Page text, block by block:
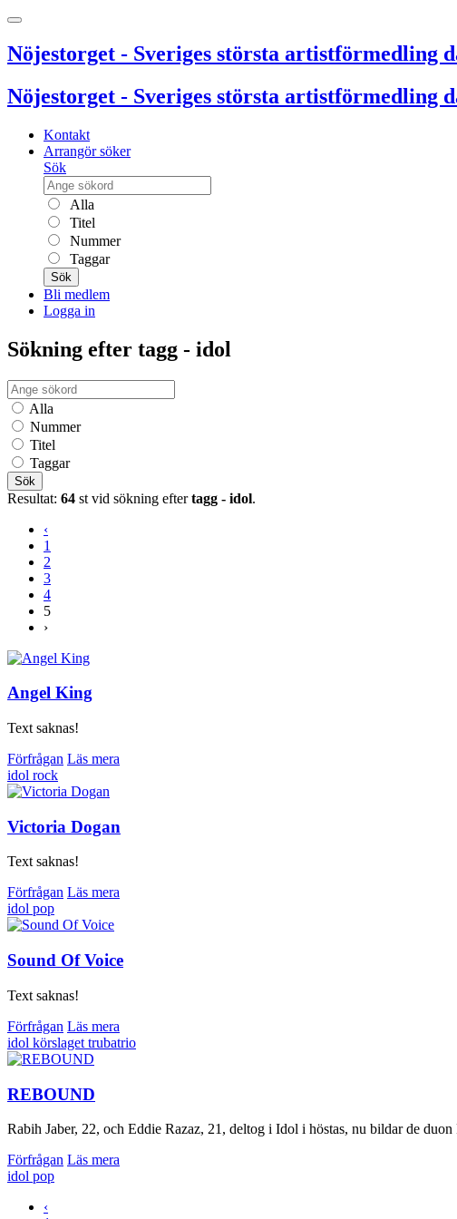
Nöjestorget - Sveriges största artistförmedling
Nöjestorget - Sveriges största artistförmedling
Kontakt
Arrangör söker
Sök
Alla
Titel
Nummer
Taggar
Sök
Bli medlem
Logga in
Sökning efter tagg - idol
Alla
Nummer
Titel
Taggar
Sök
Resultat: 64 st vid sökning eftertagg - idol.
‹
1
2
3
4
5
›
Angel King
Text saknas!
Förfrågan Läs mera
idol rock
Victoria Dogan
Text saknas!
Förfrågan Läs mera
idol pop
Sound Of Voice
Text saknas!
Förfrågan Läs mera
idol körslaget trubatrio
REBOUND
Rabih Jaber, 22, och Eddie Razaz, 21, deltog i Idol i höstas, nu bildar de
Förfrågan Läs mera
idol pop
‹